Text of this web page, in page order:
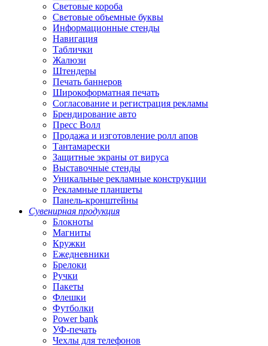
Световые короба
Световые объемные буквы
Информационные стенды
Навигация
Таблички
Жалюзи
Штендеры
Печать баннеров
Широкоформатная печать
Согласование и регистрация рекламы
Брендирование авто
Пресс Волл
Продажа и изготовление ролл апов
Тантамарески
Защитные экраны от вируса
Выставочные стенды
Уникальные рекламные конструкции
Рекламные планшеты
Панель-кронштейны
Сувенирная продукция
Блокноты
Магниты
Кружки
Ежедневники
Брелоки
Ручки
Пакеты
Флешки
Футболки
Power bank
УФ-печать
Чехлы для телефонов